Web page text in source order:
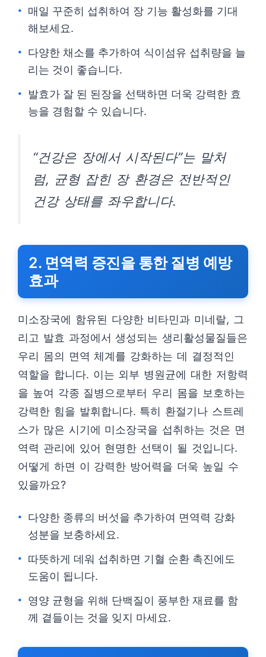
매일 꾸준히 섭취하여 장 기능 활성화를 기대
해보세요.
다양한 채소를 추가하여 식이섬유 섭취량을 늘
리는 것이 좋습니다.
발효가 잘 된 된장을 선택하면 더욱 강력한 효
능을 경험할 수 있습니다.
“건강은 장에서 시작된다”는 말처
럼, 균형 잡힌 장 환경은 전반적인
건강 상태를 좌우합니다.
2. 면역력 증진을 통한 질병 예방
효과
미소장국에 함유된 다양한 비타민과 미네랄, 그
리고 발효 과정에서 생성되는 생리활성물질들은
우리 몸의 면역 체계를 강화하는 데 결정적인
역할을 합니다. 이는 외부 병원균에 대한 저항력
을 높여 각종 질병으로부터 우리 몸을 보호하는
강력한 힘을 발휘합니다. 특히 환절기나 스트레
스가 많은 시기에 미소장국을 섭취하는 것은 면
역력 관리에 있어 현명한 선택이 될 것입니다.
어떻게 하면 이 강력한 방어력을 더욱 높일 수
있을까요?
다양한 종류의 버섯을 추가하여 면역력 강화
성분을 보충하세요.
따뜻하게 데워 섭취하면 기혈 순환 촉진에도
도움이 됩니다.
영양 균형을 위해 단백질이 풍부한 재료를 함
께 곁들이는 것을 잊지 마세요.